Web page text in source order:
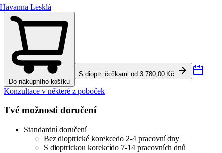
Havanna Lesklá
Do nákupního košíku
S dioptr. čočkami od 3 780,00 Kč
Konzultace v některé z poboček
Tvé možnosti doručení
Standardní doručení
Bez dioptrické korekcedo 2-4 pracovní dny
S dioptrickou korekcído 7-14 pracovních dnů